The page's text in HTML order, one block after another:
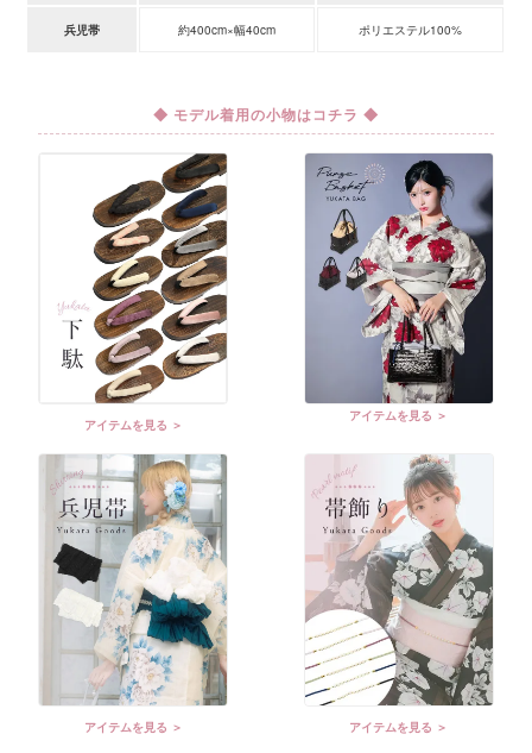
兵児帯 約400cm×幅40cm ポリエステル100%
◆ モデル着用の小物はコチラ ◆
アイテムを見る ＞
アイテムを見る ＞
アイテムを見る ＞ アイテムを見る ＞